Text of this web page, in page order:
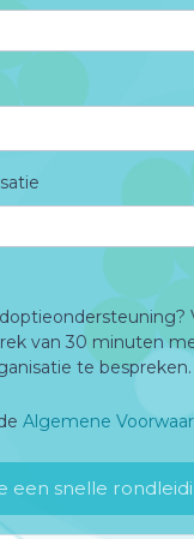
van 30 minuten
te bespreken.
Algemene